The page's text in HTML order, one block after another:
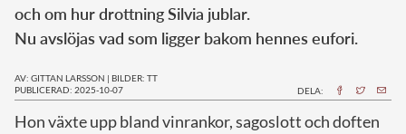
och om hur drottning Silvia jublar.
Nu avslöjas vad som ligger bakom hennes eufori.
AV: GITTAN LARSSON | BILDER: TT
PUBLICERAD: 2025-10-07
DELA:
Hon växte upp bland vinrankor, sagoslott och doften